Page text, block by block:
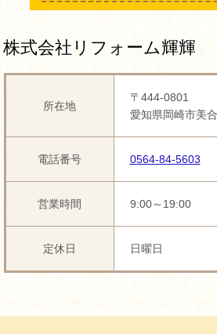
株式会社リフォーム輝輝
所在地
〒444-0801
愛知県岡崎市美
電話番号 0564-84-5603
営業時間 9:00～19:00
定休日 日曜日